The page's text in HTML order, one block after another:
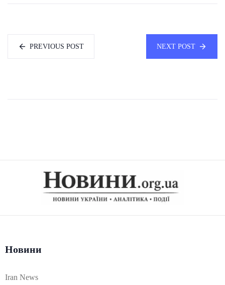
PREVIOUS POST NEXT POST
Новини
Iran News